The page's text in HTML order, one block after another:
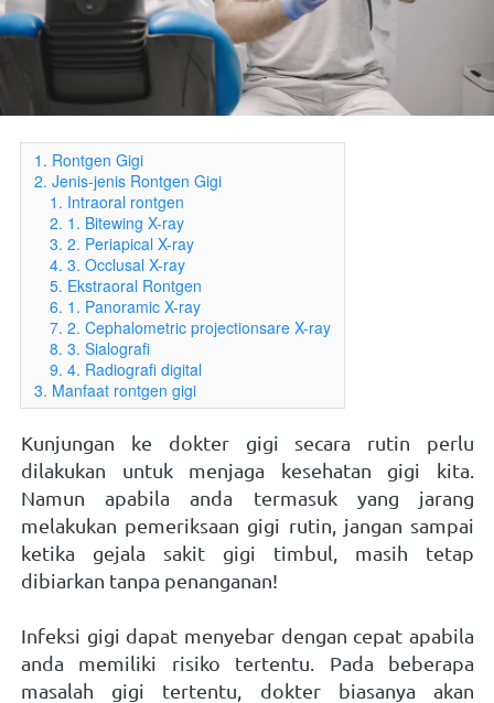
1. Rontgen Gigi
2. Jenis-jenis Rontgen Gigi
1. Intraoral rontgen
2. 1. Bitewing X-ray
3. 2. Periapical X-ray
4. 3. Occlusal X-ray
5. Ekstraoral Rontgen
6. 1. Panoramic X-ray
7. 2. Cephalometric projectionsare X-ray
8. 3. Sialografi
9. 4. Radiografi digital
3. Manfaat rontgen gigi
Kunjungan ke dokter gigi secara rutin perlu
dilakukan untuk menjaga kesehatan gigi kita.
Namun apabila anda termasuk yang jarang
melakukan pemeriksaan gigi rutin, jangan sampai
ketika gejala sakit gigi timbul, masih tetap
dibiarkan tanpa penanganan!
Infeksi gigi dapat menyebar dengan cepat apabila
anda memiliki risiko tertentu. Pada beberapa
masalah gigi tertentu, dokter biasanya akan